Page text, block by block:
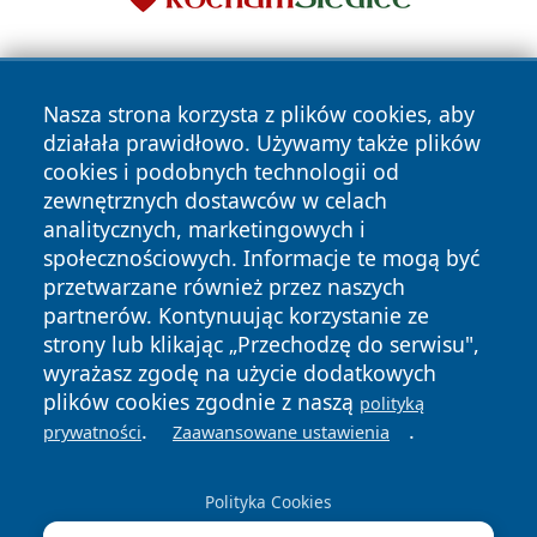
Nasza strona korzysta z plików cookies, aby
działała prawidłowo. Używamy także plików
cookies i podobnych technologii od
zewnętrznych dostawców w celach
analitycznych, marketingowych i
społecznościowych. Informacje te mogą być
przetwarzane również przez naszych
partnerów. Kontynuując korzystanie ze
strony lub klikając „Przechodzę do serwisu",
wyrażasz zgodę na użycie dodatkowych
plików cookies zgodnie z naszą polityką
prywatności. Zaawansowane ustawienia .
Polityka Cookies
Copyright © 2026 faktykrakowa.pl Wszystkie prawa
zastrzeżone.
News Autorzy
Polityka
Prywatności
Polityka
Cookies